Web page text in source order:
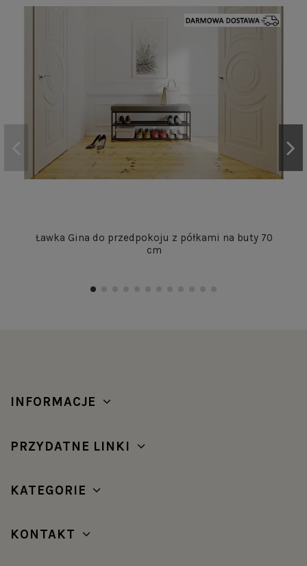
Ławka Gina do przedpokoju z półkami na buty 70
cm
INFORMACJE
PRZYDATNE LINKI
KATEGORIE
KONTAKT